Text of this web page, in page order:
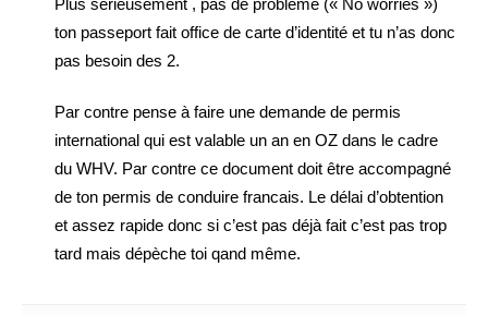
Plus sérieusement , pas de problème (« No worries »)
ton passeport fait office de carte d’identité et tu n’as donc
pas besoin des 2.
Par contre pense à faire une demande de permis
international qui est valable un an en OZ dans le cadre
du WHV. Par contre ce document doit être accompagné
de ton permis de conduire francais. Le délai d’obtention
et assez rapide donc si c’est pas déjà fait c’est pas trop
tard mais dépèche toi qand même.